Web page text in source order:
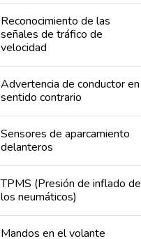
Reconocimiento de las
señales de tráfico de
velocidad
Advertencia de conductor en
sentido contrario
Sensores de aparcamiento
delanteros
TPMS (Presión de inflado de
los neumáticos)
Mandos en el volante